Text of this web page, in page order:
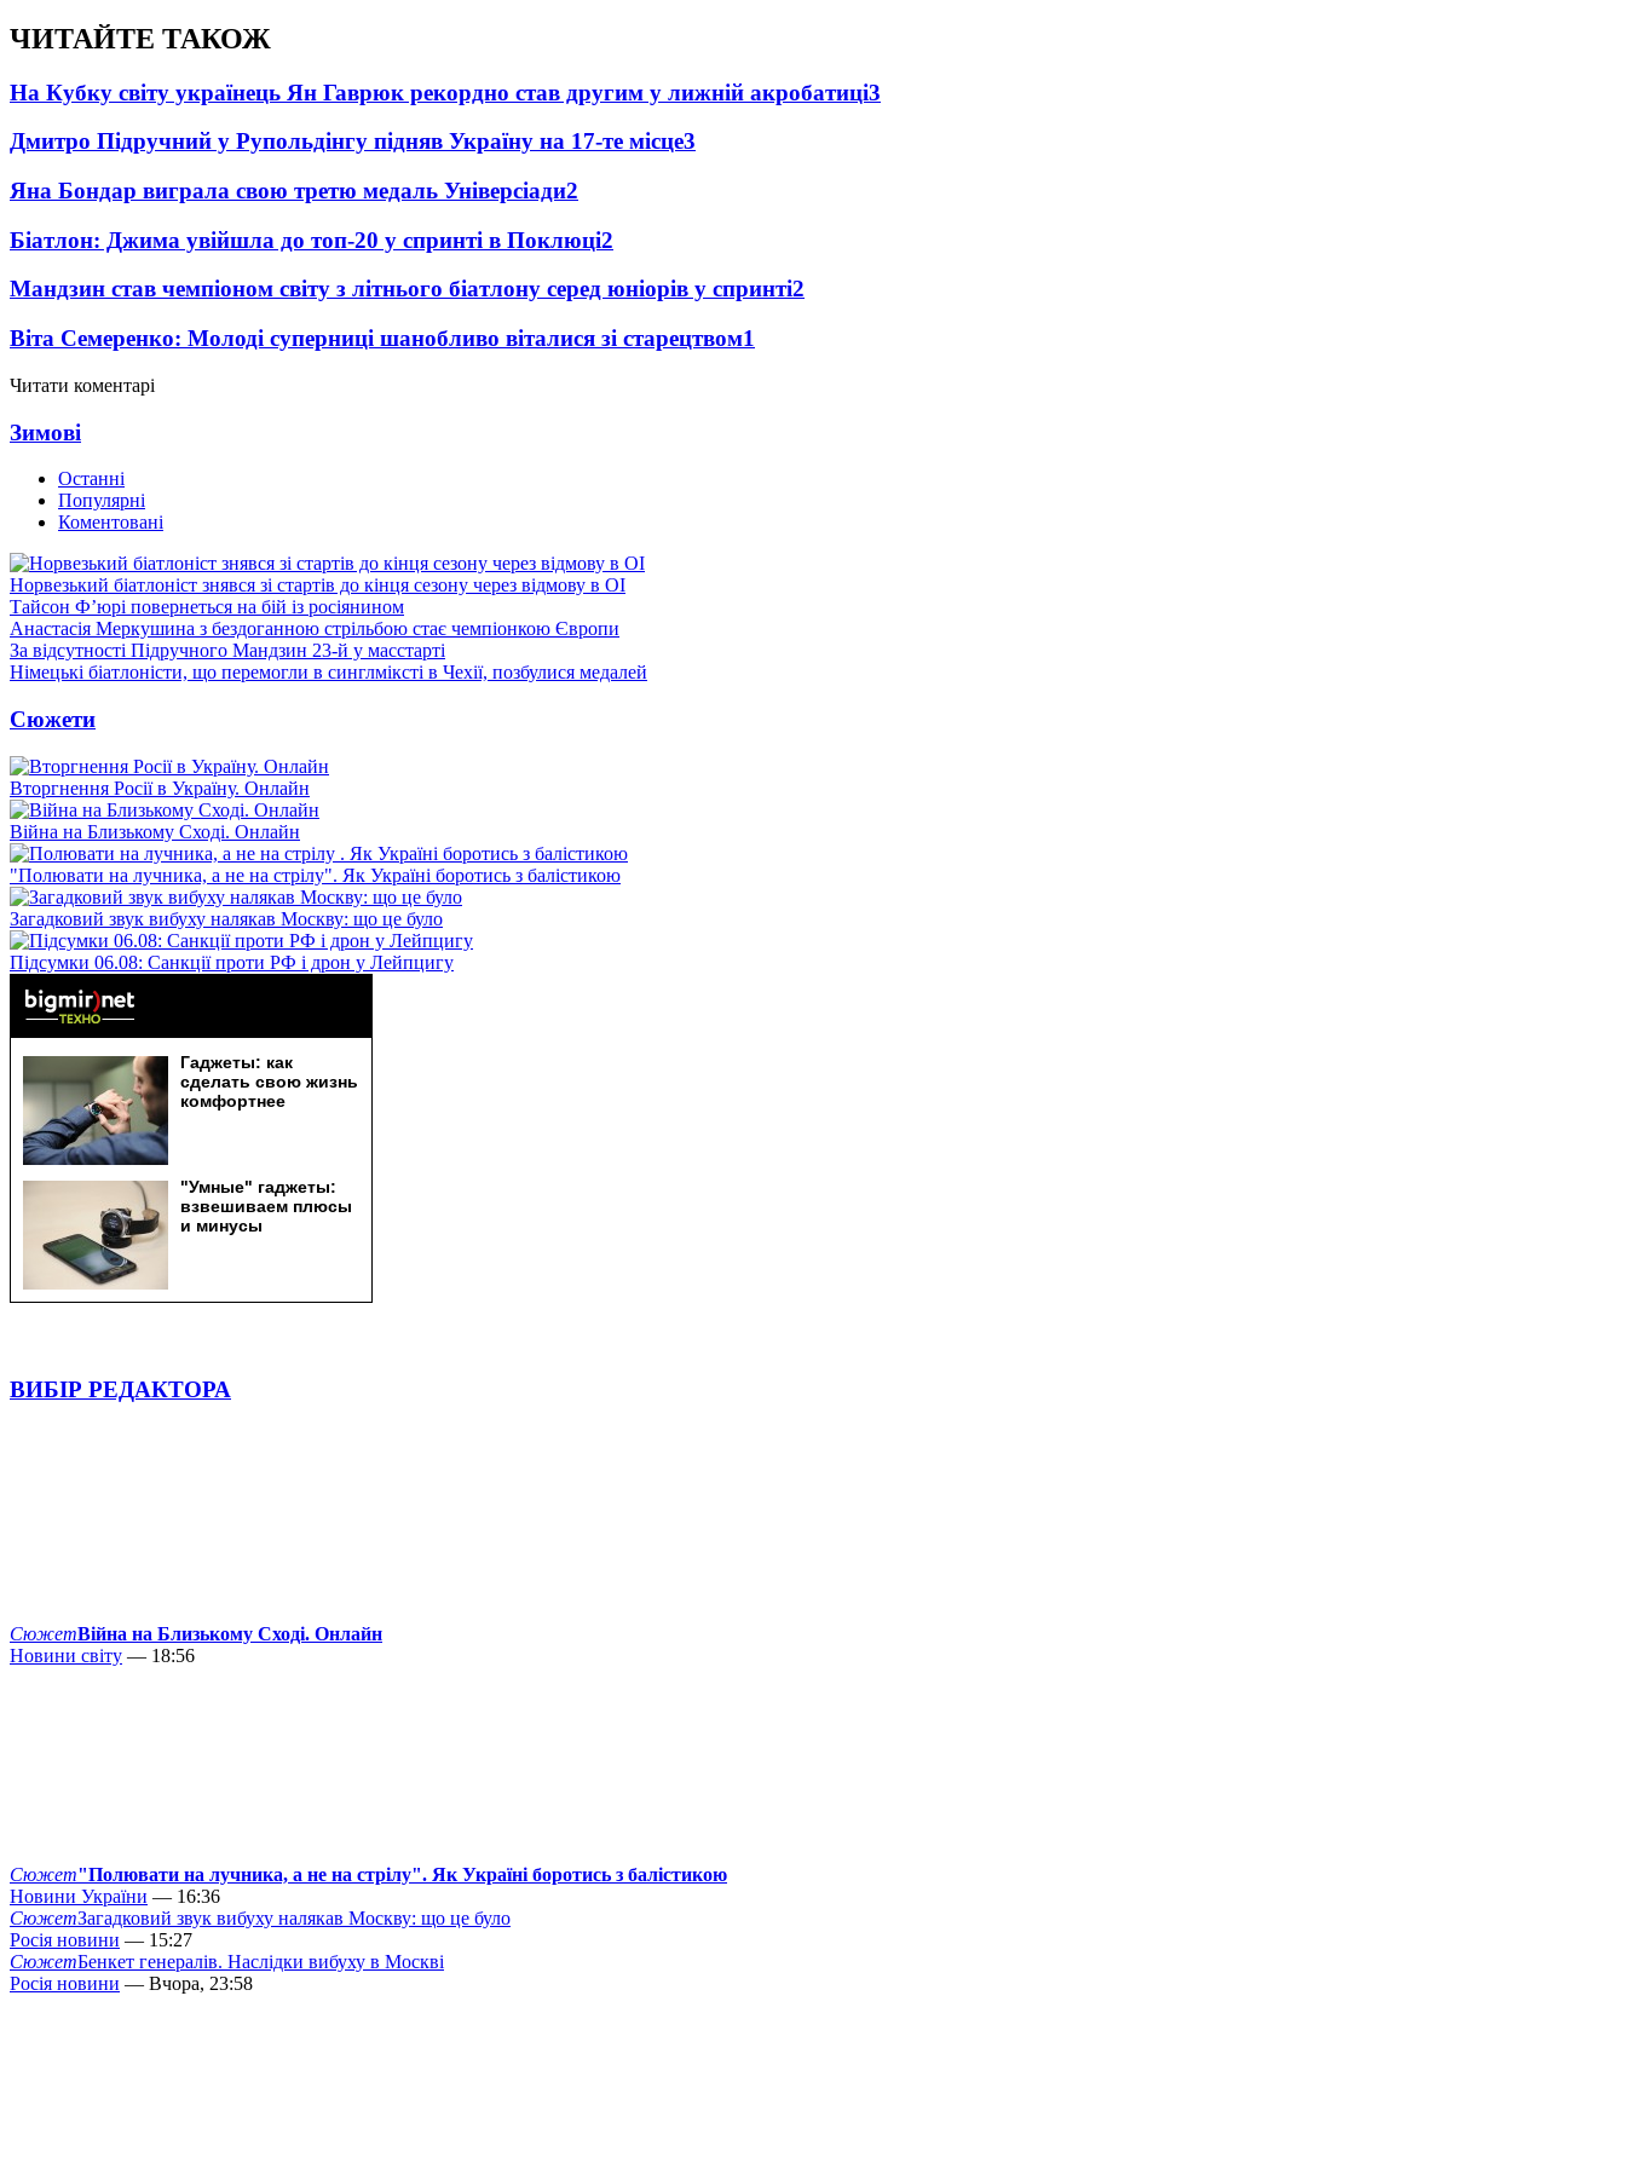
ЧИТАЙТЕ ТАКОЖ
На Кубку світу українець Ян Гаврюк рекордно став другим у лижній акробатиці3
Дмитро Підручний у Рупольдінгу підняв Україну на 17-те місце3
Яна Бондар виграла свою третю медаль Універсіади2
Біатлон: Джима увійшла до топ-20 у спринті в Поклюці2
Мандзин став чемпіоном світу з літнього біатлону серед юніорів у спринті2
Віта Семеренко: Молоді суперниці шанобливо віталися зі старецтвом1
Читати коментарі
Зимові
Останні
Популярні
Коментовані
Норвезький біатлоніст знявся зі стартів до кінця сезону через відмову в ОІ
Тайсон Ф’юрі повернеться на бій із росіянином
Анастасія Меркушина з бездоганною стрільбою стає чемпіонкою Європи
За відсутності Підручного Мандзин 23-й у масстарті
Німецькі біатлоністи, що перемогли в синглміксті в Чехії, позбулися медалей
Сюжети
Вторгнення Росії в Україну. Онлайн
Війна на Близькому Сході. Онлайн
"Полювати на лучника, а не на стрілу". Як Україні боротись з балістикою
Загадковий звук вибуху налякав Москву: що це було
Підсумки 06.08: Санкції проти РФ і дрон у Лейпцигу
ВИБІР РЕДАКТОРА
СюжетВійна на Близькому Сході. Онлайн
Новини світу — 18:56
Сюжет"Полювати на лучника, а не на стрілу". Як Україні боротись з балістикою
Новини України — 16:36
СюжетЗагадковий звук вибуху налякав Москву: що це було
Росія новини — 15:27
СюжетБенкет генералів. Наслідки вибуху в Москві
Росія новини — Вчора, 23:58